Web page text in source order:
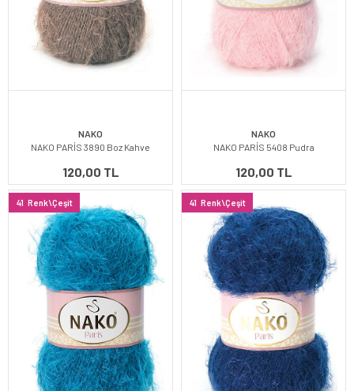
NAKO
NAKO PARİS 3890 Boz Kahve
120,00 TL
NAKO
NAKO PARİS 5408 Pudra
120,00 TL
41 Renk\Çeşit 41 Renk\Çeşit